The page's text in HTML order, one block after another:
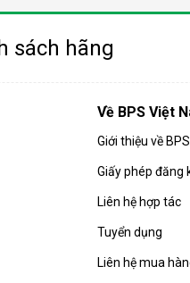
sách hãng
Về BPS Việt
Giới thiệu về
Giấy phép đăng
Liên hệ hợp tác
Tuyển dụng
Liên hệ mua